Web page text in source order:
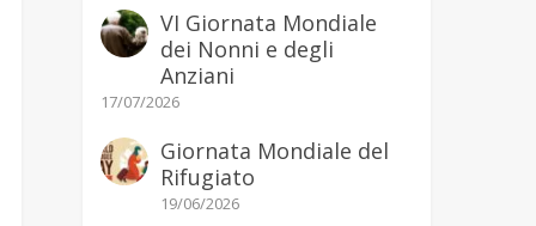
VI Giornata Mondiale
dei Nonni e degli
Anziani
17/07/2026
Giornata Mondiale del
Rifugiato
19/06/2026